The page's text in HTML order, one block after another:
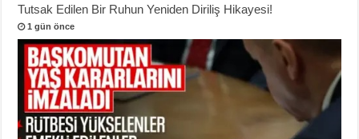
Tutsak Edilen Bir Ruhun Yeniden Diriliş Hikayesi!
1 gün önce